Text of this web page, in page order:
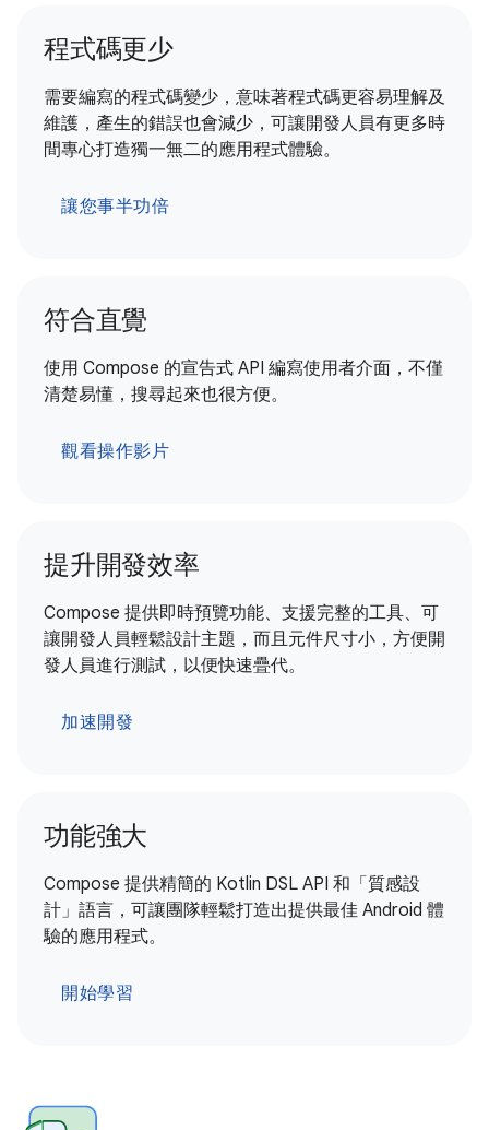
程式碼更少
需要編寫的程式碼變少，意味著程式碼更容易理解及
維護，產生的錯誤也會減少，可讓開發人員有更多時
間專心打造獨一無二的應用程式體驗。
讓您事半功倍
符合直覺
使用 Compose 的宣告式 API 編寫使用者介面，不僅
清楚易懂，搜尋起來也很方便。
觀看操作影片
提升開發效率
Compose 提供即時預覽功能、支援完整的工具、可
讓開發人員輕鬆設計主題，而且元件尺寸小，方便開
發人員進行測試，以便快速疊代。
加速開發
功能強大
Compose 提供精簡的 Kotlin DSL API 和「質感設
計」語言，可讓團隊輕鬆打造出提供最佳 Android 體
驗的應用程式。
開始學習